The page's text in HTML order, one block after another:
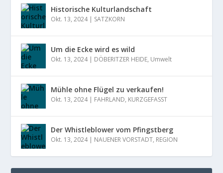
Historische Kulturlandschaft
Okt. 13, 2024| SATZKORN
Um die Ecke wird es wild
Okt. 13, 2024| DÖBERITZER HEIDE, Umwelt
Mühle ohne Flügel zu verkaufen!
Okt. 13, 2024| FAHRLAND, KURZGEFASST
Der Whistleblower vom Pfingstberg
Okt. 13, 2024| NAUENER VORSTADT, REGION